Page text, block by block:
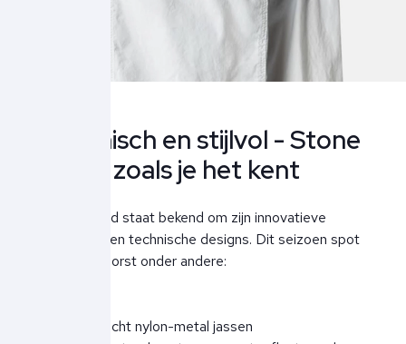
Technisch en stijlvol - Stone
Island zoals je het kent
Stone Island staat bekend om zijn innovatieve
materialen en technische designs. Dit seizoen spot
je bij Ben Borst onder andere:
- Lichtgewicht nylon-metal jassen